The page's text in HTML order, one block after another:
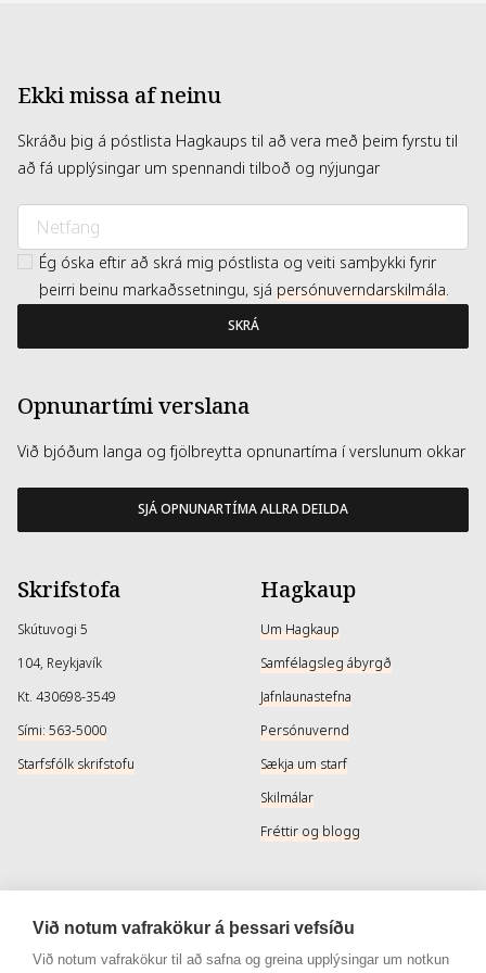
Ekki missa af neinu
Skráðu þig á póstlista Hagkaups til að vera með þeim fyrstu til
að fá upplýsingar um spennandi tilboð og nýjungar
Ég óska eftir að skrá mig póstlista og veiti samþykki fyrir
þeirri beinu markaðssetningu, sjá persónuverndarskilmála.
SKRÁ
Opnunartími verslana
Við bjóðum langa og fjölbreytta opnunartíma í verslunum okkar
SJÁ OPNUNARTÍMA ALLRA DEILDA
Skrifstofa
Skútuvogi 5
104, Reykjavík
Kt. 430698-3549
Sími: 563-5000
Starfsfólk skrifstofu
Hagkaup
Um Hagkaup
Samfélagsleg ábyrgð
Jafnlaunastefna
Persónuvernd
Sækja um starf
Skilmálar
Fréttir og blogg
Þjónusta
Afhendingarmöguleikar
Samfélagsmiðlar
Instagram
Við notum vafrakökur á þessari vefsíðu
Við notum vafrakökur til að safna og greina upplýsingar um notkun